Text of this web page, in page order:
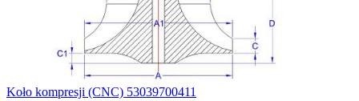
Koło kompresji (CNC) 53039700411